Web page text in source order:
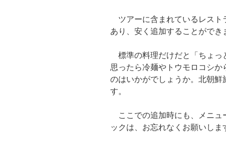
ツアーに含まれているレスト
あり、安く追加することができ
標準の料理だけだと「ちょっ
思ったら冷麺やトウモロコシ
のはいかがでしょうか。北朝
す。
ここでの追加時にも、メニュ
ックは、お忘れなくお願いしま